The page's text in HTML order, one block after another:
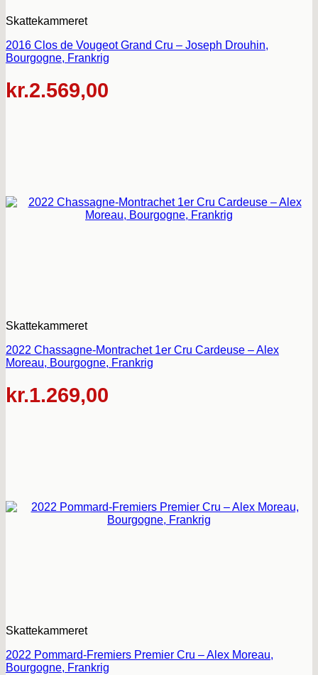
Skattekammeret
2016 Clos de Vougeot Grand Cru – Joseph Drouhin,
Bourgogne, Frankrig
kr.2.569,00
Skattekammeret
2022 Chassagne-Montrachet 1er Cru Cardeuse – Alex
Moreau, Bourgogne, Frankrig
kr.1.269,00
Skattekammeret
2022 Pommard-Fremiers Premier Cru – Alex Moreau,
Bourgogne, Frankrig